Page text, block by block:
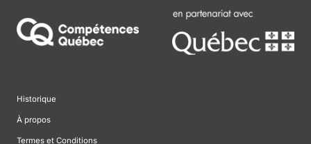
Historique
À propos
Termes et Conditions